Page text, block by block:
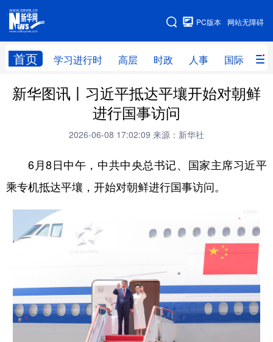
网站无障碍
PC版本
首页 学习进行时 高层 时政 人事 国际 财
网站地图
学习进行时 高层 时政 人事
财经 网评
全球连线
科技 科创 量子 体育
文化 书画 健康
访谈 政务
中央文件 汽车
信息化 数字经济
学术中国 乡村振兴 银龄 溯源中国
城市 旅游 能源 会展
新华图讯丨习近平抵达平壤开始对朝鲜
进行国事访问
2026-06-08 17:02:09 来源：新华社
6月8日中午，中共中央总书记、国家主席习近平
乘专机抵达平壤，开始对朝鲜进行国事访问。